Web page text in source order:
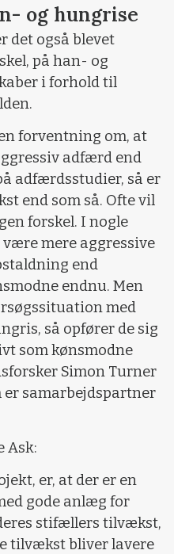
og hungrise
det også blevet
på han- og
i forhold til
forventning om, at
adfærd end
adfærdsstudier, så er
end som så. Ofte vil
forskel. I nogle
mere aggressive
end
endnu. Men
med
så opfører de sig
som kønsmodne
Simon Turner
er samarbejdspartner
Ask:
er, at der er en
gode anlæg for
stifællers tilvækst,
tilvækst bliver lavere